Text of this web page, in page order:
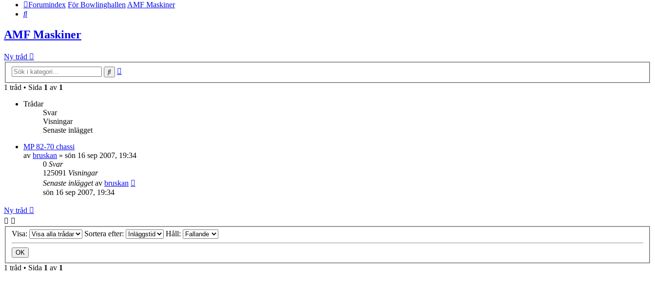
Forumindex För BowlinghallenAMF Maskiner
Sök
AMF Maskiner
Ny tråd
Sök
1 tråd • Sida 1 av 1
Trådar
Svar
Visningar
Senaste inlägget
MP 82-70 chassi
av bruskan » sön 16 sep 2007, 19:34
0 Svar
125091 Visningar
Senaste inläggetav bruskan
sön 16 sep 2007, 19:34
Ny tråd
Visa: Sortera efter: Håll:
1 tråd • Sida 1 av 1